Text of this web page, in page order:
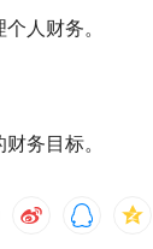
人财务。
务目标。